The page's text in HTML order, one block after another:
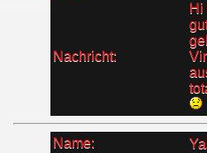
Nachricht:
Hi
Name: